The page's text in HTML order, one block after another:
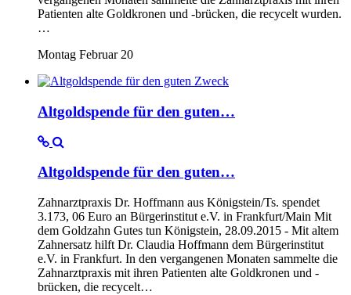
Patienten alte Goldkronen und -brücken, die recycelt wurden.
…
Montag Februar 20
Altgoldspende für den guten…
Altgoldspende für den guten…
Zahnarztpraxis Dr. Hoffmann aus Königstein/Ts. spendet
3.173, 06 Euro an Bürgerinstitut e.V. in Frankfurt/Main Mit
dem Goldzahn Gutes tun Königstein, 28.09.2015 - Mit altem
Zahnersatz hilft Dr. Claudia Hoffmann dem Bürgerinstitut
e.V. in Frankfurt. In den vergangenen Monaten sammelte die
Zahnarztpraxis mit ihren Patienten alte Goldkronen und -
brücken, die recycelt…